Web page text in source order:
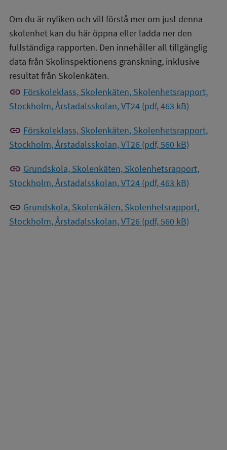
Om du är nyfiken och vill förstå mer om just denna
skolenhet kan du här öppna eller ladda ner den
fullständiga rapporten. Den innehåller all tillgänglig
data från Skolinspektionens granskning, inklusive
resultat från Skolenkäten.
link Förskoleklass, Skolenkäten, Skolenhetsrapport,
Stockholm, Årstadalsskolan, VT24 (pdf, 463 kB)
link Förskoleklass, Skolenkäten, Skolenhetsrapport,
Stockholm, Årstadalsskolan, VT26 (pdf, 560 kB)
link Grundskola, Skolenkäten, Skolenhetsrapport,
Stockholm, Årstadalsskolan, VT24 (pdf, 463 kB)
link Grundskola, Skolenkäten, Skolenhetsrapport,
Stockholm, Årstadalsskolan, VT26 (pdf, 560 kB)